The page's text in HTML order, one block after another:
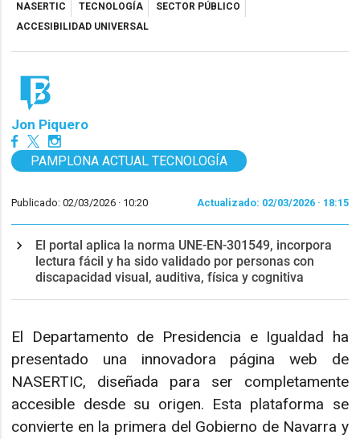
NASERTIC TECNOLOGÍA
SECTOR PÚBLICO
ACCESIBILIDAD UNIVERSAL
Jon Piquero
PAMPLONA ACTUAL TECNOLOGÍA
Publicado: 02/03/2026 · 10:20 Actualizado: 02/03/2026 · 18:15
El portal aplica la norma UNE-EN-301549, incorpora
lectura fácil y ha sido validado por personas con
discapacidad visual, auditiva, física y cognitiva
El Departamento de Presidencia e Igualdad ha
presentado una innovadora página web de
NASERTIC, diseñada para ser completamente
accesible desde su origen. Esta plataforma se
convierte en la primera del Gobierno de Navarra y